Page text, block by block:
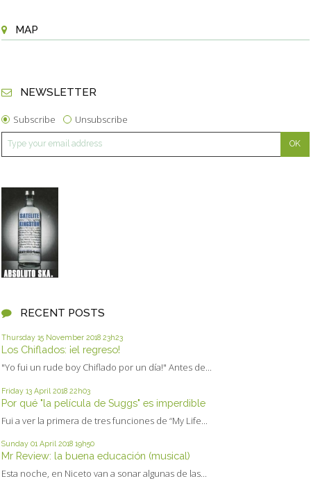
MAP
NEWSLETTER
Subscribe Unsubscribe
RECENT POSTS
Thursday 15 November 2018 23h23
Los Chiflados: ¡el regreso!
"Yo fui un rude boy Chiflado por un día!" Antes de...
Friday 13 April 2018 22h03
Por qué "la película de Suggs" es imperdible
Fui a ver la primera de tres funciones de “My Life...
Sunday 01 April 2018 19h50
Mr Review: la buena educación (musical)
Esta noche, en Niceto van a sonar algunas de las...